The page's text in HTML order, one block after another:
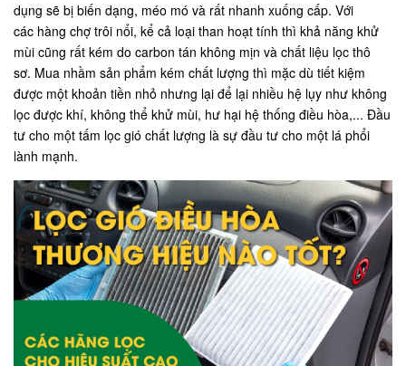
dụng sẽ bị biến dạng, méo mó và rất nhanh xuống cấp. Với
các hàng chợ trôi nổi, kể cả loại than hoạt tính thì khả năng khử
mùi cũng rất kém do carbon tán không mịn và chất liệu lọc thô
sơ. Mua nhầm sản phẩm kém chất lượng thì mặc dù tiết kiệm
được một khoản tiền nhỏ nhưng lại để lại nhiều hệ lụy như không
lọc được khí, không thể khử mùi, hư hại hệ thống điều hòa,... Đầu
tư cho một tấm lọc gió chất lượng là sự đầu tư cho một lá phổi
lành mạnh.